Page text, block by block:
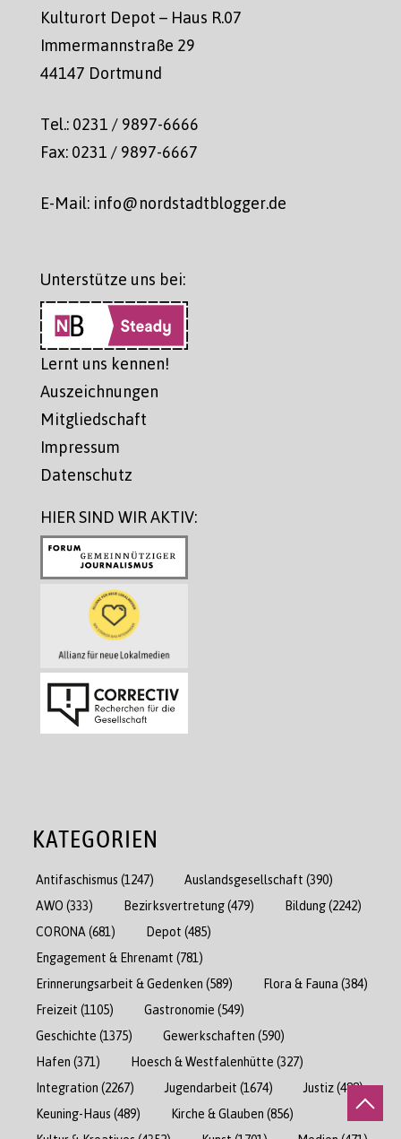
Kulturort Depot – Haus R.07
Immermannstraße 29
44147 Dortmund
Tel.: 0231 / 9897-6666
Fax: 0231 / 9897-6667
E-Mail: info@nordstadtblogger.de
Unterstütze uns bei:
Lernt uns kennen!
Auszeichnungen
Mitgliedschaft
Impressum
Datenschutz
HIER SIND WIR AKTIV:
KATEGORIEN
Antifaschismus (1247) Auslandsgesellschaft (390)
AWO (333) Bezirksvertretung(479) Bildung(2242)
CORONA (681) Depot (485)
Engagement & Ehrenamt (781)
Erinnerungsarbeit & Gedenken (589) Flora & Fauna (384)
Freizeit (1105) Gastronomie (549)
Geschichte (1375) Gewerkschaften (590)
Hafen (371) Hoesch & Westfalenhütte (327)
Integration (2267) Jugendarbeit (1674) Justiz(488)
Keuning-Haus (489) Kirche & Glauben (856)